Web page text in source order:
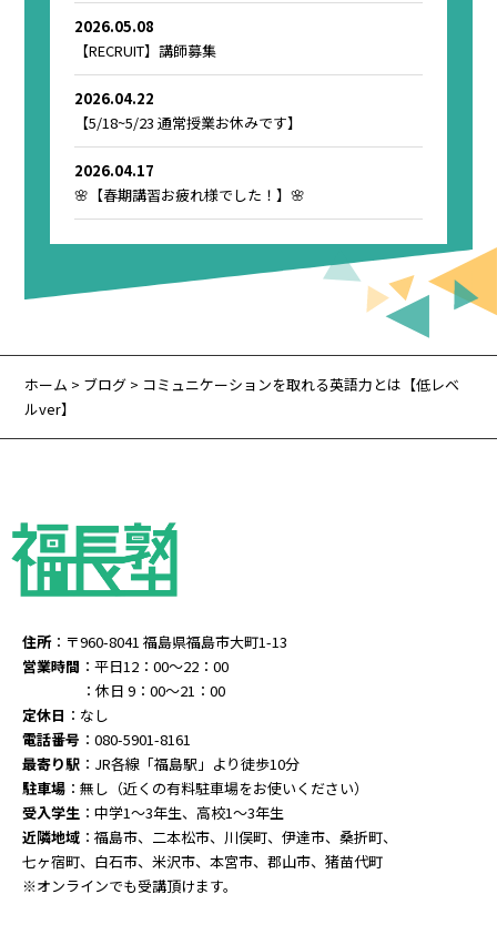
2026.05.08
【RECRUIT】講師募集
2026.04.22
【5/18~5/23 通常授業お休みです】
2026.04.17
🌸【春期講習お疲れ様でした！】🌸
ホーム > ブログ > コミュニケーションを取れる英語力とは【低レベ
ルver】
住所：〒960-8041 福島県福島市大町1-13
営業時間 ：平日12：00～22：00
：休日 9：00～21：00
定休日 ：なし
電話番号 ：080-5901-8161
最寄り駅 ：JR各線「福島駅」より徒歩10分
駐車場 ：無し（近くの有料駐車場をお使いください）
受入学生 ：中学1～3年生、高校1～3年生
近隣地域 ：福島市、二本松市、川俣町、伊達市、桑折町、
七ヶ宿町、白石市、米沢市、本宮市、郡山市、猪苗代町
※オンラインでも受講頂けます。